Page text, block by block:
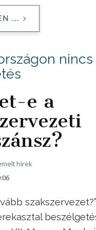
...
nincs
e a
hírek